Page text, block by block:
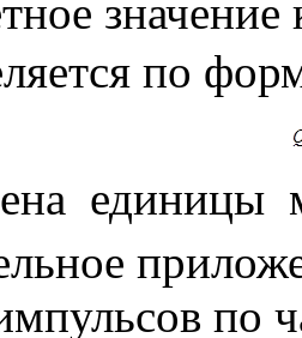
по
единицы
по